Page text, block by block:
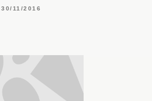
30/11/2016